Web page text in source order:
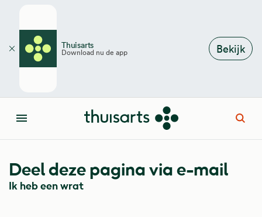
Thuisarts
Download nu de app Bekijk
Sluiten
Menu
Deel deze pagina via e-mail
Ik heb een wrat